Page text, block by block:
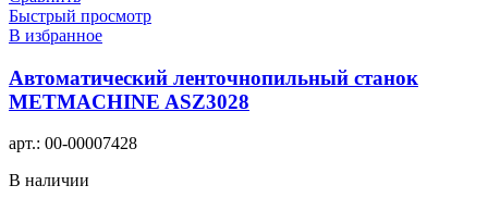
Быстрый просмотр
В избранное
Автоматический ленточнопильный станок
METMACHINE ASZ3028
арт.: 00-00007428
В наличии